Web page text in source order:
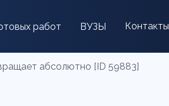
работ ВУЗЫ Контакты
абсолютно [ID 59883]